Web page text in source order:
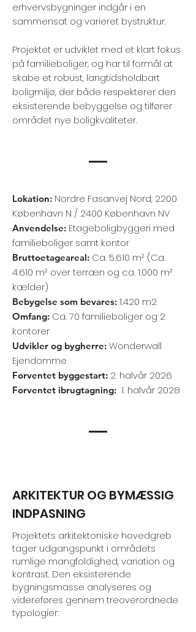
erhvervsbygninger indgår i en
sammensat og varieret bystruktur.
Projektet er udviklet med et klart fokus
på familieboliger, og har til formål at
skabe et robust, langtidsholdbart
boligmiljø, der både respekterer den
eksisterende bebyggelse og tilfører
området nye boligkvaliteter.
Lokation: Nordre Fasanvej Nord, 2200
København N / 2400 København NV
Anvendelse: Etageboligbyggeri med
familieboliger samt kontor
Bruttoetageareal: Ca. 5.610 m² (Ca.
4.610 m² over terræn og ca. 1.000 m²
kælder)
​Bebygelse som bevares: 1.420 m2
​Omfang: Ca. 70 familieboliger og 2
kontorer
Udvikler og bygherre: Wonderwall
Ejendomme
Forventet byggestart: 2. halvår 2026
Forventet ibrugtagning: 1. halvår 2028
ARKITEKTUR OG BYMÆSSIG
INDPASNING
Projektets arkitektoniske hovedgreb
tager udgangspunkt i områdets
rumlige mangfoldighed, variation og
kontrast. Den eksisterende
bygningsmasse analyseres og
videreføres gennem treoverordnede
typologier: